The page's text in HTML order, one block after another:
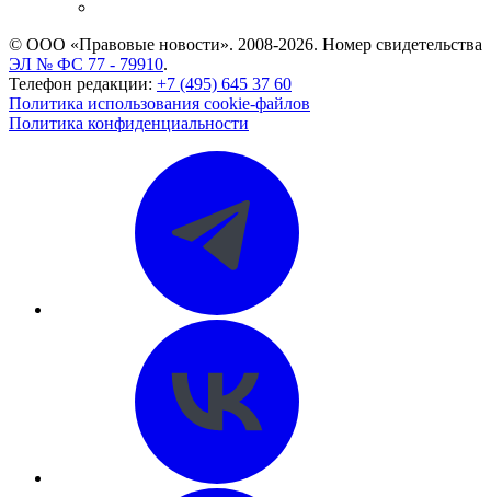
© ООО «Правовые новости». 2008-2026. Номер свидетельства
ЭЛ № ФС 77 - 79910.
Телефон редакции: +7 (495) 645 37 60
Политика использования cookie-файлов
Политика конфиденциальности